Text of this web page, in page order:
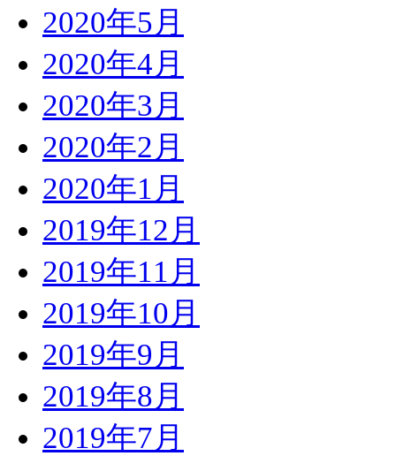
2020年5月
2020年4月
2020年3月
2020年2月
2020年1月
2019年12月
2019年11月
2019年10月
2019年9月
2019年8月
2019年7月